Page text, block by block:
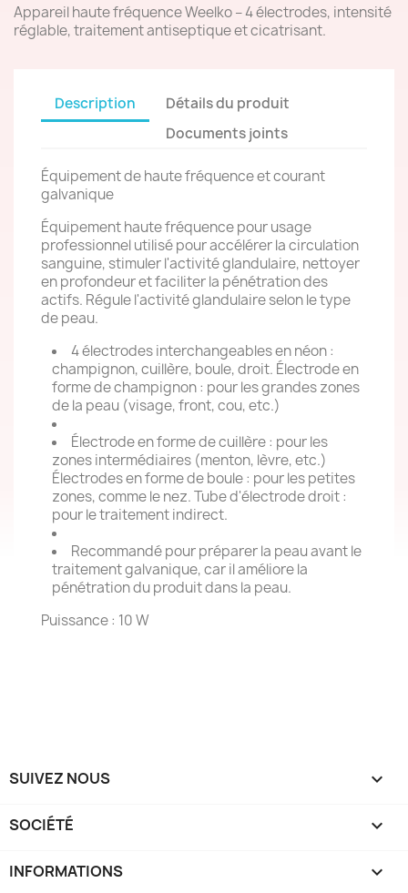
Appareil haute fréquence Weelko – 4 électrodes, intensité
réglable, traitement antiseptique et cicatrisant.
Description
Détails du produit
Documents joints
Équipement de haute fréquence et courant
galvanique
Équipement haute fréquence pour usage
professionnel utilisé pour accélérer la circulation
sanguine, stimuler l'activité glandulaire, nettoyer
en profondeur et faciliter la pénétration des
actifs. Régule l'activité glandulaire selon le type
de peau.
4 électrodes interchangeables en néon :
champignon, cuillère, boule, droit. Électrode en
forme de champignon : pour les grandes zones
de la peau (visage, front, cou, etc.)
Électrode en forme de cuillère : pour les
zones intermédiaires (menton, lèvre, etc.)
Électrodes en forme de boule : pour les petites
zones, comme le nez. Tube d'électrode droit :
pour le traitement indirect.
Recommandé pour préparer la peau avant le
traitement galvanique, car il améliore la
pénétration du produit dans la peau.
Puissance : 10 W
SUIVEZ NOUS 
SOCIÉTÉ 
INFORMATIONS keyboard_arrow_down